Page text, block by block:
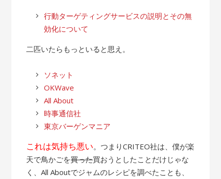
行動ターゲティングサービスの説明とその無
効化について
二匹いたらもっといると思え。
ソネット
OKWave
All About
時事通信社
東京バーゲンマニア
これは気持ち悪い。つまりCRITEO社は、僕が楽
天で鳥かごを買った買おうとしたことだけじゃな
く、All Aboutでジャムのレシピを調べたことも、